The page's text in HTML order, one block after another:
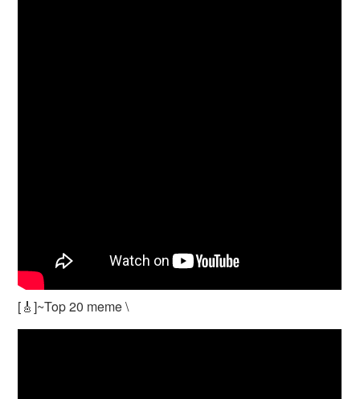
[🎸]~Top 20 meme \